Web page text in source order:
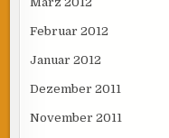
Februar 2012
Januar 2012
Dezember 2011
November 2011